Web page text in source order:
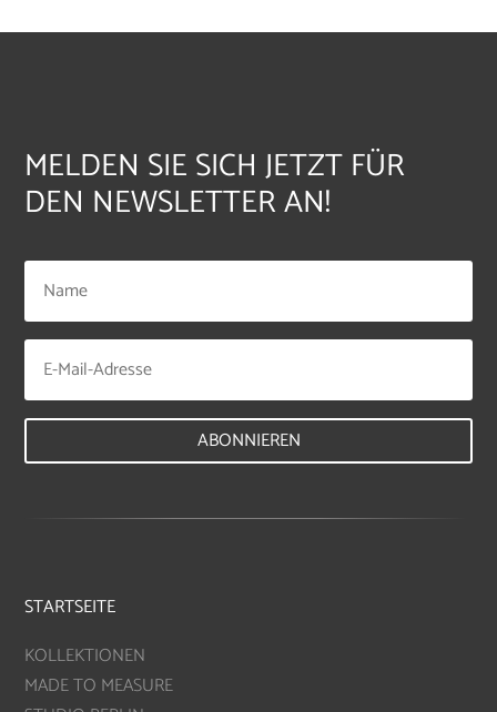
MELDEN SIE SICH JETZT FÜR
DEN NEWSLETTER AN!
ABONNIEREN
STARTSEITE
KOLLEKTIONEN
MADE TO MEASURE